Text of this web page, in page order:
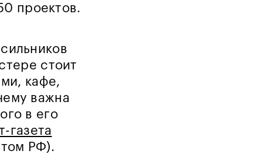
проектов.
стоит
кафе,
важна
в его
газета
РФ).